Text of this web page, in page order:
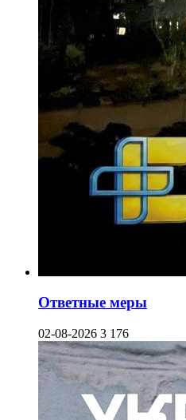
Ответные меры
02-08-2026 3 176